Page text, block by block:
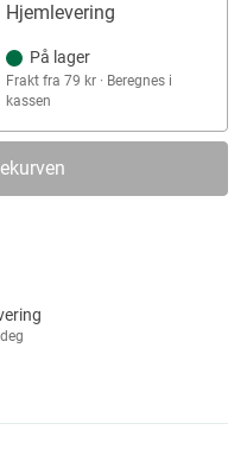
Hjemlevering
På lager
Frakt fra 79 kr · Beregnes i
kassen